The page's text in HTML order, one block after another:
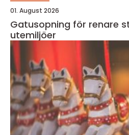
01. August 2026
Gatusopning för renare
utemiljöer